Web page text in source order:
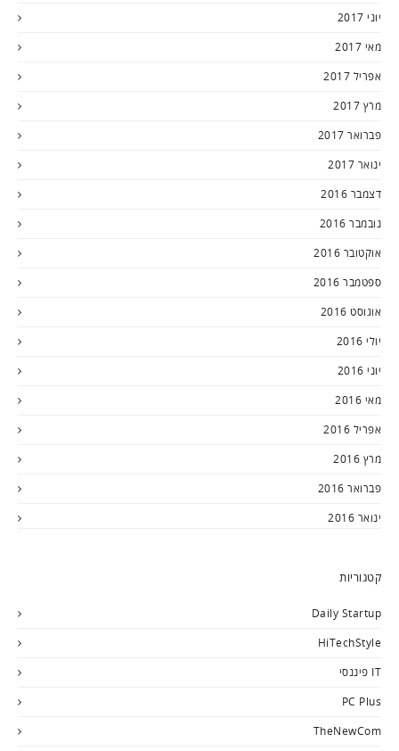
יוני 2017
מאי 2017
אפריל 2017
מרץ 2017
פברואר 2017
ינואר 2017
דצמבר 2016
נובמבר 2016
אוקטובר 2016
ספטמבר 2016
אוגוסט 2016
יולי 2016
יוני 2016
מאי 2016
אפריל 2016
מרץ 2016
פברואר 2016
ינואר 2016
קטגוריות
Daily Startup
HiTechStyle
IT פיננסי
PC Plus
TheNewCom